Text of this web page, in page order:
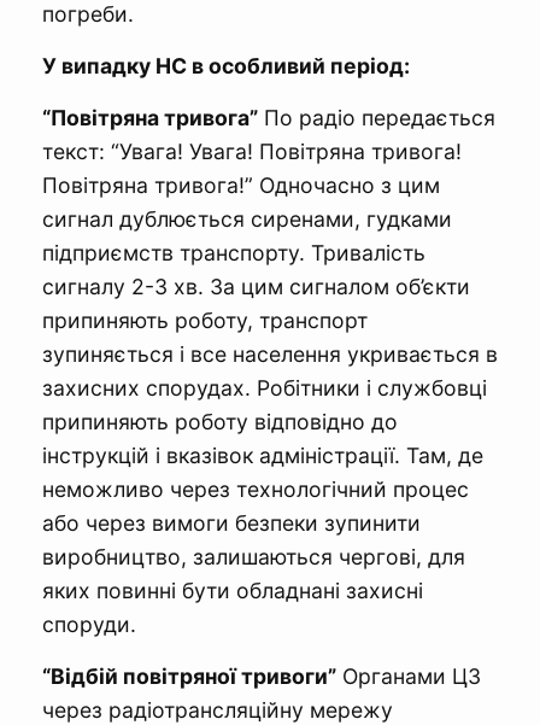
погреби.
У випадку НС в особливий період:
“Повітряна тривога” По радіо передається
текст: “Увага! Увага! Повітряна тривога!
Повітряна тривога!” Одночасно з цим
сигнал дублюється сиренами, гудками
підприємств транспорту. Тривалість
сигналу 2-3 хв. За цим сигналом об’єкти
припиняють роботу, транспорт
зупиняється і все населення укривається в
захисних спорудах. Робітники і службовці
припиняють роботу відповідно до
інструкцій і вказівок адміністрації. Там, де
неможливо через технологічний процес
або через вимоги безпеки зупинити
виробництво, залишаються чергові, для
яких повинні бути обладнані захисні
споруди.
“Відбій повітряної тривоги” Органами ЦЗ
через радіотрансляційну мережу